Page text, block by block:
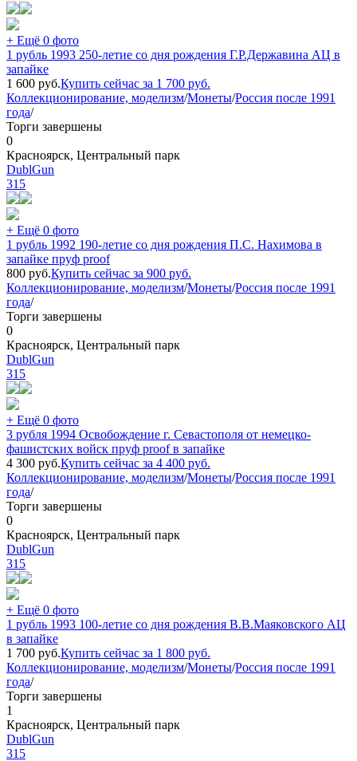
+ Ещё 0 фото
1 рубль 1993 250-летие со дня рождения Г.Р.Державина АЦ в
запайке
1 600 руб.Купить сейчас за 1 700 руб.
Коллекционирование, моделизм/Монеты/Россия после 1991
года/
Торги завершены
0
Красноярск, Центральный парк
DublGun
315
+ Ещё 0 фото
1 рубль 1992 190-летие со дня рождения П.С. Нахимова в
запайке пруф proof
800 руб.Купить сейчас за 900 руб.
Коллекционирование, моделизм/Монеты/Россия после 1991
года/
Торги завершены
0
Красноярск, Центральный парк
DublGun
315
+ Ещё 0 фото
3 рубля 1994 Освобождение г. Севастополя от немецко-
фашистских войск пруф proof в запайке
4 300 руб.Купить сейчас за 4 400 руб.
Коллекционирование, моделизм/Монеты/Россия после 1991
года/
Торги завершены
0
Красноярск, Центральный парк
DublGun
315
+ Ещё 0 фото
1 рубль 1993 100-летие со дня рождения В.В.Маяковского АЦ
в запайке
1 700 руб.Купить сейчас за 1 800 руб.
Коллекционирование, моделизм/Монеты/Россия после 1991
года/
Торги завершены
1
Красноярск, Центральный парк
DublGun
315